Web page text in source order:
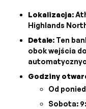
Lokalizacja:
Highlands
Detale: Ten
obok wejścia
Godziny
Od
Sobota: